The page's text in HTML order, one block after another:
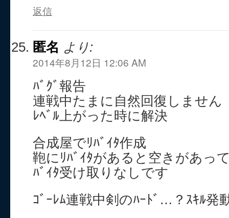
返信
匿名 より:
2014年8月12日 12:06 AM
ﾊﾞｸﾞ報告
連戦中たまに自然回復しません
ﾚﾍﾞﾙ上がった時に解決
合成屋でﾘﾊﾞｲﾀ作成
鞄にﾘﾊﾞｲﾀがあると空きがあっ
ﾊﾞｲﾀ受け取りなしです
ｺﾞｰﾚﾑ連戦中剣のﾊｰﾄﾞ…？ｽｷﾙ発